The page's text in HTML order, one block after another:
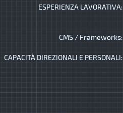
ESPERIENZA LAVORATIVA:
CMS / Frameworks:
CAPACITÀ DIREZIONALI E PERSONALI: